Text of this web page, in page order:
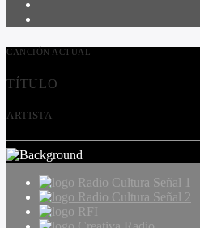
CANCIÓN ACTUAL
TÍTULO
ARTISTA
Radio Cultura Señal 1
Radio Cultura Señal 2
RFI